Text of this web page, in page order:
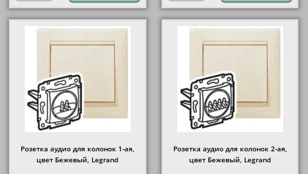
Розетка аудио для колонок 1-ая,
цвет Бежевый, Legrand
Розетка аудио для колонок 2-ая,
цвет Бежевый, Legrand